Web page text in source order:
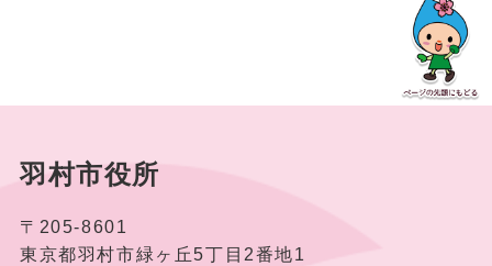
羽村市役所
〒205-8601
東京都羽村市緑ヶ丘5丁目2番地1